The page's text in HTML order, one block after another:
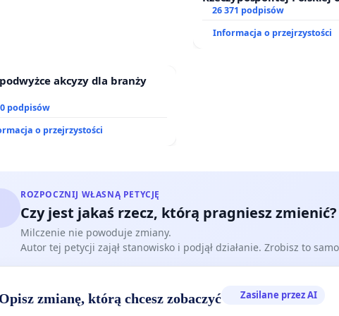
zawetowanie ustawy „Lex
26 371 podpisów
Informacja o przejrzystości
akcyzy dla branży
podpisów
o przejrzystości
ROZPOCZNIJ WŁASNĄ PETYCJĘ
Czy jest jakaś rzecz, którą pragniesz zmienić?
Milczenie nie powoduje zmiany.
Autor tej petycji zajął stanowisko i podjął działanie. Zrobisz to
Opisz zmianę, którą chcesz zobaczyć Zasilane przez AI